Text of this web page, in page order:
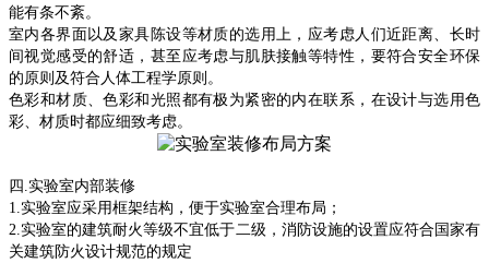
能有条不紊。
室内各界面以及家具陈设等材质的选用上，应考虑人们近距离、长时
间视觉感受的舒适，甚至应考虑与肌肤接触等特性，要符合安全环保
的原则及符合人体工程学原则。
色彩和材质、色彩和光照都有极为紧密的内在联系，在设计与选用色
彩、材质时都应细致考虑。
四 实验室内部装修
1. 实验室应采用框架结构，便于实验室合理布局；
2. 实验室的建筑耐火等级不宜低于二级，消防设施的设置应符合国家有
关建筑防火设计规范的规定